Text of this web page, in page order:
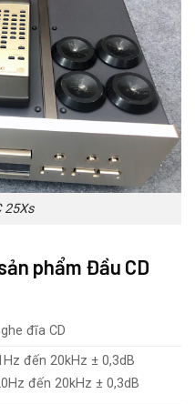
25Xs
phẩm Đầu CD
đĩa CD
đến 20kHz ± 0,3dB
đến 20kHz ± 0,3dB